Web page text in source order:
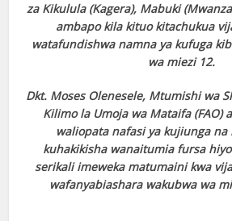
za Kikulula (Kagera), Mabuki
ambapo kila kituo kitachukua
watafundishwa namna ya kufuga
wa miezi 12.
Dkt. Moses Olenesele, Mtumishi wa
Kilimo la Umoja wa Mataifa (FAO)
waliopata nafasi ya kujiunga na
kuhakikisha wanaitumia fursa
serikali imeweka matumaini kwa
wafanyabiashara wakubwa wa